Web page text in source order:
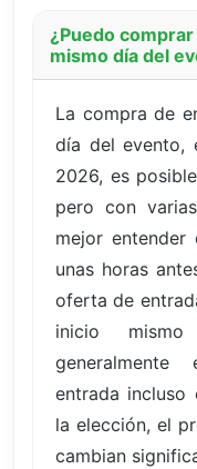
¿Puedo
mismo día del
La compra de
día del evento,
2026, es
pero con
mejor entender
unas horas
oferta de
inicio
entrada
la elección, el
cambian